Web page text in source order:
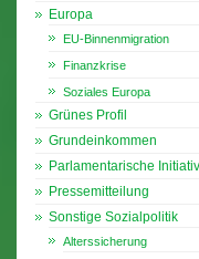
Europa
EU-Binnenmigration
Finanzkrise
Soziales Europa
Grünes Profil
Grundeinkommen
Parlamentarische
Pressemitteilung
Sonstige Sozialpolitik
Alterssicherung